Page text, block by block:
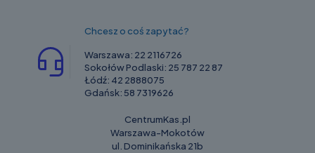
Chcesz o coś zapytać?
Warszawa: 22 2116726
Sokołów Podlaski: 25 787 22 87
Łódź: 42 2888075
Gdańsk: 58 7319626
CentrumKas.pl
Warszawa-Mokotów
ul. Dominikańska 21b